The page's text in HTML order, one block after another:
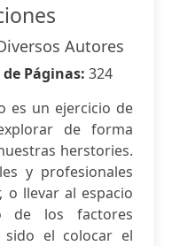
Autores
Páginas: 324
es un ejercicio de
de forma
herstories.
y profesionales
o llevar al espacio
de los factores
sido el colocar el